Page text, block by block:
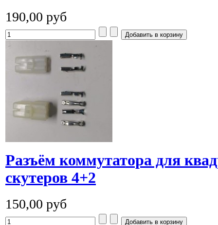
190,00 руб
Разъём коммутатора для
скутеров 4+2
150,00 руб